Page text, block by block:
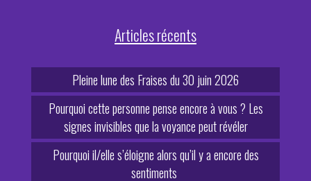
Articles récents
Pleine lune des Fraises du 30 juin 2026
Pourquoi cette personne pense encore à vous ? Les
signes invisibles que la voyance peut révéler
Pourquoi il/elle s’éloigne alors qu’il y a encore des
sentiments